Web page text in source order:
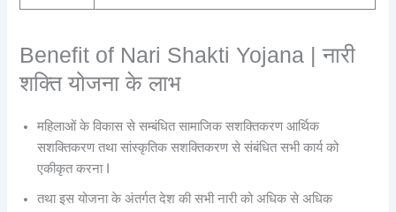
Benefit of Nari Shakti Yojana | नारी
शक्ति योजना के लाभ
महिलाओं के विकास से सम्बंधित सामाजिक सशक्तिकरण आर्थिक
सशक्तिकरण तथा सांस्कृतिक सशक्तिकरण से संबंधित सभी कार्य को
एकीकृत करना I
तथा इस योजना के अंतर्गत देश की सभी नारी को अधिक से अधिक